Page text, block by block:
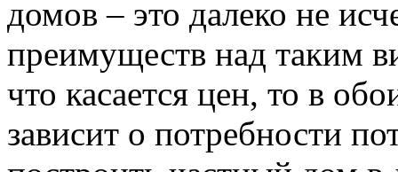
домов – это далеко не
преимуществ над таким
что касается цен, то в
зависит о потребности